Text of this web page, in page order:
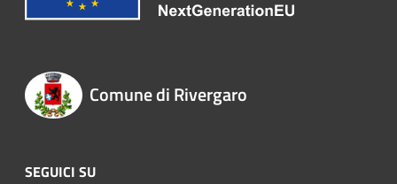
Comune di Rivergaro
SEGUICI SU